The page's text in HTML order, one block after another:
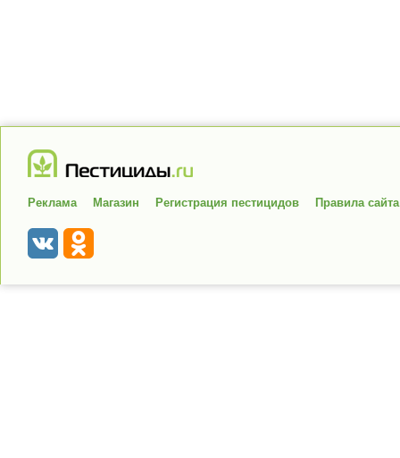
Реклама Магазин Регистрация пестицидов Правила сайта